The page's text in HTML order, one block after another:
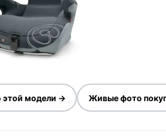
этой модели → Живые фото